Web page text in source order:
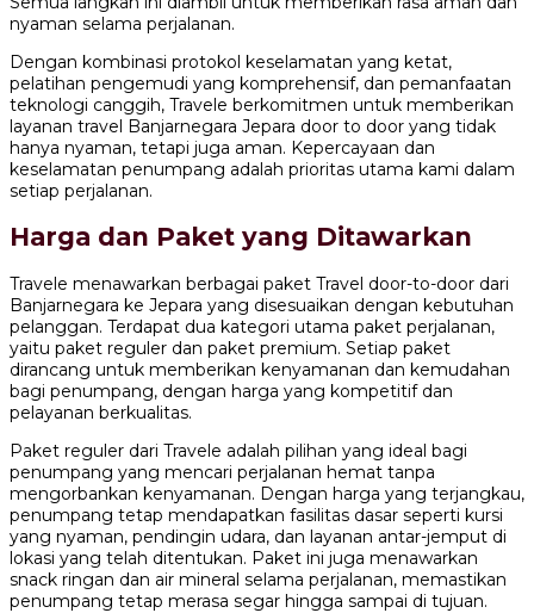
nyaman selama perjalanan.
Dengan kombinasi protokol keselamatan yang ketat,
pelatihan pengemudi yang komprehensif, dan pemanfaatan
teknologi canggih, Travele berkomitmen untuk memberikan
layanan travel Banjarnegara Jepara door to door yang tidak
hanya nyaman, tetapi juga aman. Kepercayaan dan
keselamatan penumpang adalah prioritas utama kami dalam
setiap perjalanan.
Harga dan Paket yang Ditawarkan
Travele menawarkan berbagai paket Travel door-to-door dari
Banjarnegara ke Jepara yang disesuaikan dengan kebutuhan
pelanggan. Terdapat dua kategori utama paket perjalanan,
yaitu paket reguler dan paket premium. Setiap paket
dirancang untuk memberikan kenyamanan dan kemudahan
bagi penumpang, dengan harga yang kompetitif dan
pelayanan berkualitas.
Paket reguler dari Travele adalah pilihan yang ideal bagi
penumpang yang mencari perjalanan hemat tanpa
mengorbankan kenyamanan. Dengan harga yang terjangkau,
penumpang tetap mendapatkan fasilitas dasar seperti kursi
yang nyaman, pendingin udara, dan layanan antar-jemput di
lokasi yang telah ditentukan. Paket ini juga menawarkan
snack ringan dan air mineral selama perjalanan, memastikan
penumpang tetap merasa segar hingga sampai di tujuan.